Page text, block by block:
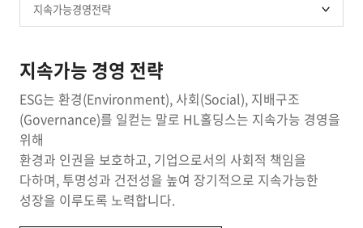
지속가능 경영 전략
ESG는 환경(Environment), 사회(Social), 지배구조
(Governance)를 일컫는 말로 HL홀딩스는 지속가능 경영을
위해
환경과 인권을 보호하고, 기업으로서의 사회적 책임을
다하며, 투명성과 건전성을 높여 장기적으로 지속가능한
성장을 이루도록 노력합니다.